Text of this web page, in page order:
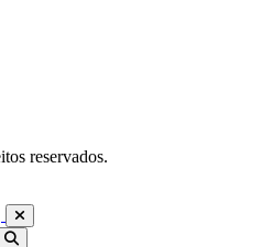
reservados.